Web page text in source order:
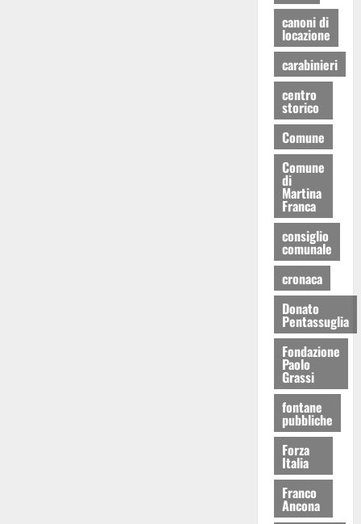
canoni di
locazione
carabinieri
centro
storico
Comune
Comune
di
Martina
Franca
consiglio
comunale
cronaca
Donato
Pentassuglia
Fondazione
Paolo
Grassi
fontane
pubbliche
Forza
Italia
Franco
Ancona